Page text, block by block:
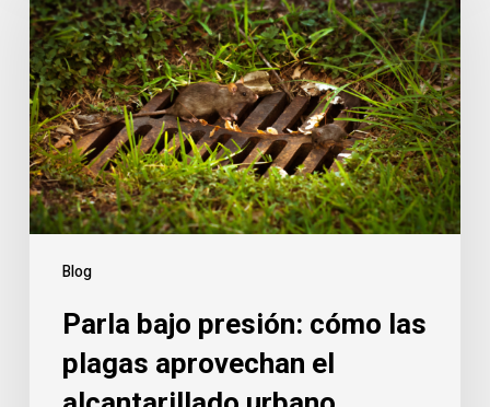
Blog
presión:
cómo
las
plagas
aprovechan
el
alcantarillado
urbano
Parla bajo presión: cómo las
plagas aprovechan el